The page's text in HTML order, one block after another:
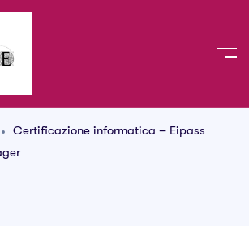
Certificazione informatica – Eipass